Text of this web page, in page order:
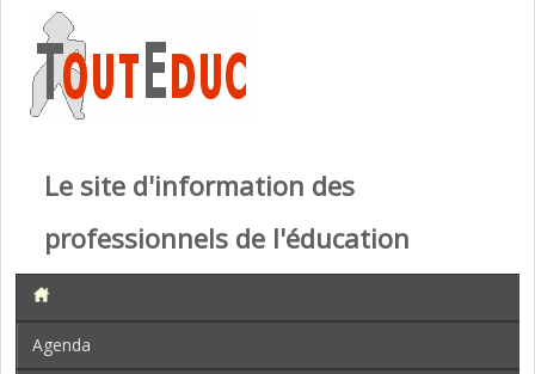
Le site d'information des
professionnels de l'éducation
Agenda